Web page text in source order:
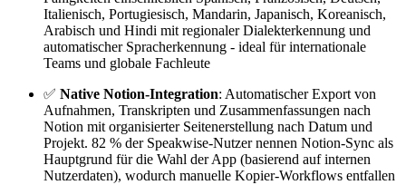
Italienisch, Portugiesisch, Mandarin, Japanisch, Koreanisch,
Arabisch und Hindi mit regionaler Dialekterkennung und
automatischer Spracherkennung - ideal für internationale
Teams und globale Fachleute
✅ Native Notion-Integration: Automatischer Export von
Aufnahmen, Transkripten und Zusammenfassungen nach
Notion mit organisierter Seitenerstellung nach Datum und
Projekt. 82 % der Speakwise-Nutzer nennen Notion-Sync als
Hauptgrund für die Wahl der App (basierend auf internen
Nutzerdaten), wodurch manuelle Kopier-Workflows entfallen